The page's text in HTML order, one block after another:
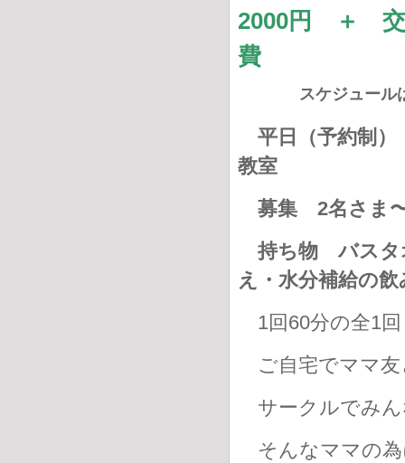
2000円 ＋
スケジュール
平日（予約
教室
募集 2名さま
持ち物
バスタ
え・水分補給の
1回60分の全1回
ご自宅でママ友
サークルでみん
そんなママの為